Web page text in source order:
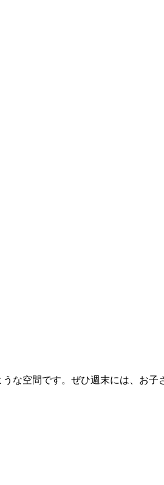
な空間です。ぜひ週末には、お子